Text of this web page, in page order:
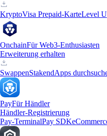
KryptoVisa Prepaid-KarteLevel
OnchainFür Web3-Enthusiasten
Erweiterung erhalten
SwappenStakendApps
PayFür Händler
Händler-Registrierung
Pay-TerminalPay SDK